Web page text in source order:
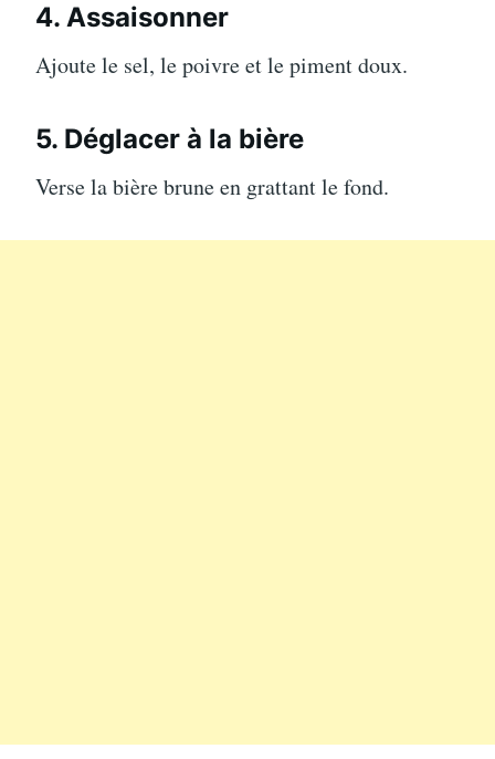
4. Assaisonner
Ajoute le sel, le poivre et le piment doux.
5. Déglacer à la bière
Verse la bière brune en grattant le fond.